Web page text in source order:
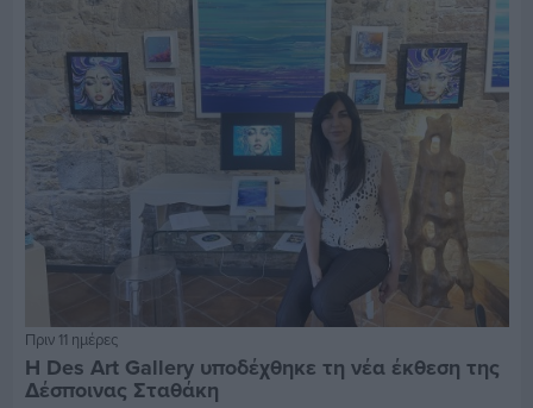
Πριν 11 ημέρες
Η Des Art Gallery υποδέχθηκε τη νέα έκθεση της
Δέσποινας Σταθάκη